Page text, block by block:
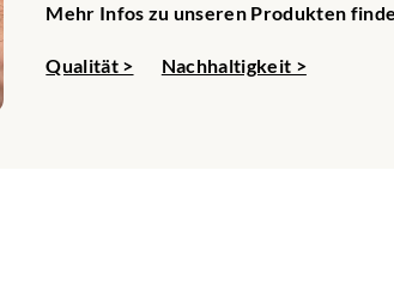
Mehr Infos zu unseren Produkten
Qualität > Nachhaltigkeit >